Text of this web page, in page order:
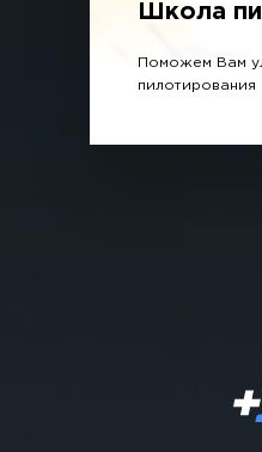
Школа
Поможем Вам
пилотирования